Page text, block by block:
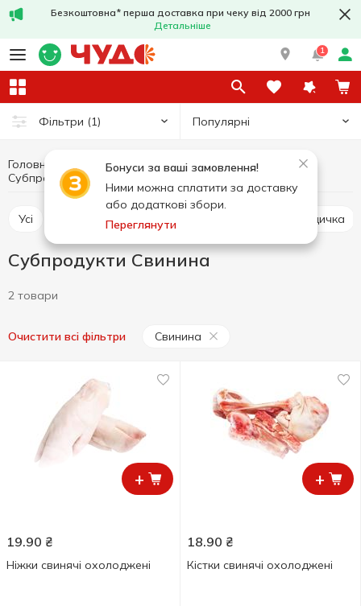
Безкоштовна* перша доставка при чеку від 2000 грн
Детальніше
1
Фільтри (1) Популярні
Бонуси за ваші замовлення!
Ними можна сплатити за доставку
або додаткові збори.
Переглянути
Головна М'ясо та ковбасні вироби
Свіже м'ясо
Субпродукти
Субпродукти Свинина
Усі Курятина Індичка
Субпродукти Свинина
2 товари
Очистити всі фільтри Свинина
+
19.90 ₴
Ніжки свинячі охолоджені
+
18.90 ₴
Кістки свинячі охолоджені